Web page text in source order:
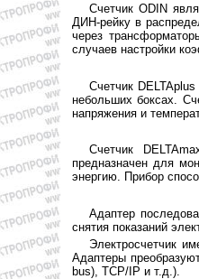
Счетчик ODIN
ДИН-рейку в
через
случаев настройки
Счетчик
небольших боксах.
напряжения и
Счетчик
предназначен для
энергию. Прибор
Адаптер
снятия показаний
Электросчетчик
Адаптеры
bus), TCP/IP и т.д.).